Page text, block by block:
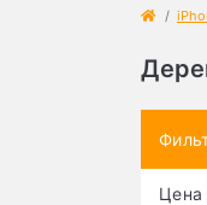
Цена